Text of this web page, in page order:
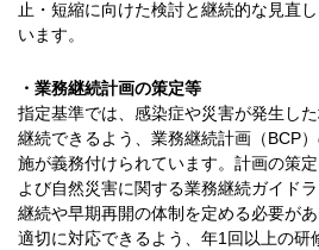
止・短縮に向けた検討と継続的な見直
います。
・業務継続計画の策定等
指定基準では、感染症や災害が発生し
継続できるよう、業務継続計画（BCP
施が義務付けられています。計画の策
よび自然災害に関する業務継続ガイド
継続や早期再開の体制を定める必要が
適切に対応できるよう、年1回以上の研